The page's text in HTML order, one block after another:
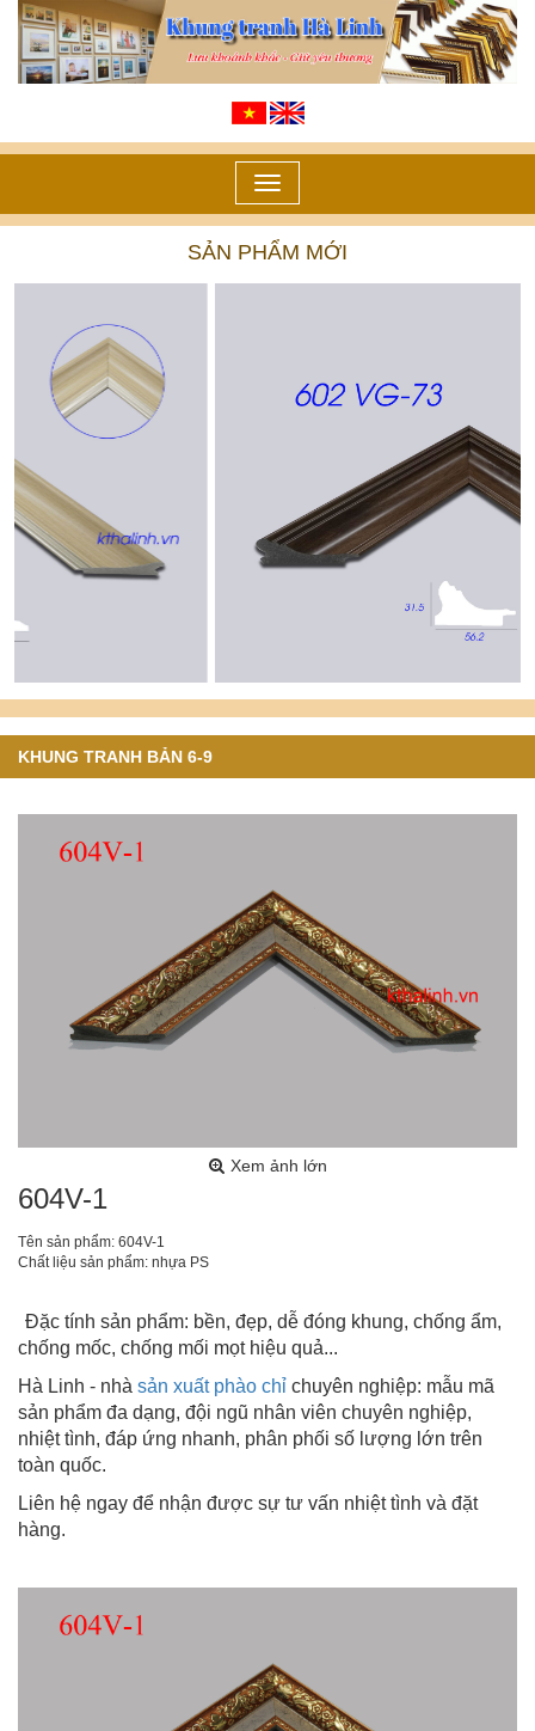
Toggle
navigation
SẢN PHẨM MỚI
KHUNG TRANH BẢN 6-9
Xem ảnh lớn
604V-1
Tên sản phẩm: 604V-1
Chất liệu sản phẩm: nhựa PS
Đặc tính sản phẩm: bền, đẹp, dễ đóng khung, chống ẩm,
chống mốc, chống mối mọt hiệu quả...
Hà Linh - nhà sản xuất phào chỉ chuyên nghiệp: mẫu mã
sản phẩm đa dạng, đội ngũ nhân viên chuyên nghiệp,
nhiệt tình, đáp ứng nhanh, phân phối số lượng lớn trên
toàn quốc.
Liên hệ ngay để nhận được sự tư vấn nhiệt tình và đặt
hàng.